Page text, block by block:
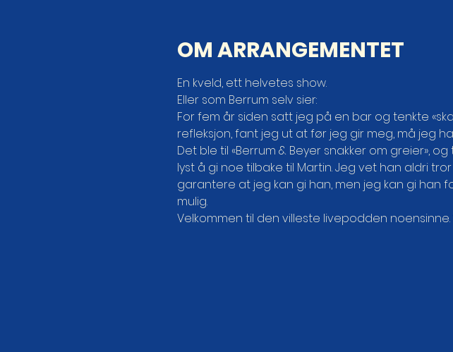
OM ARRANGEMENTET
En kveld, ett helvetes show.
Eller som Berrum selv sier:
For fem år siden satt jeg på en bar og tenkte
refleksjon, fant jeg ut at før jeg gir meg, må jeg
Det ble til «Berrum & Beyer snakker om greier»,
lyst å gi noe tilbake til Martin. Jeg vet han aldri
garantere at jeg kan gi han, men jeg kan gi
mulig.
Velkommen til den villeste livepodden